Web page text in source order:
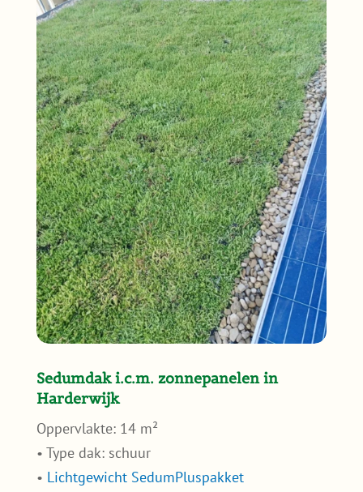
Sedumdak i.c.m. zonnepanelen in
Harderwijk
Oppervlakte: 14 m²
• Type dak: schuur
• Lichtgewicht SedumPluspakket